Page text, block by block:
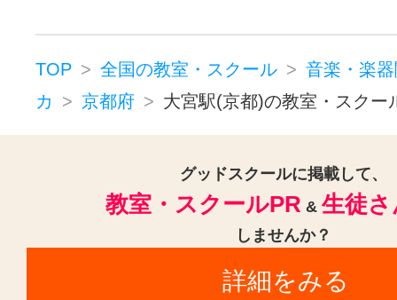
ジャズピアノ(1)
キーボード・
ドラム(3)
和太鼓(1)
パーカッ
オカリナ(1)
トロンボーン(2)
フルート(3)
サックス(3)
トラ
クラリネット(3)
ゴスペル(1)
民族楽器(1)
二胡(3)
三味線(3)
沖縄三線(3)
邦楽・J-POP(3)
音楽・楽器その他(3)
TOP 全国の教室・スクール
音楽・楽
カ
京都府 大宮駅(京都)の教室・スクー
グッドスクールに掲載して、
教室・スクールPR & 生徒
しませんか？
詳細をみる